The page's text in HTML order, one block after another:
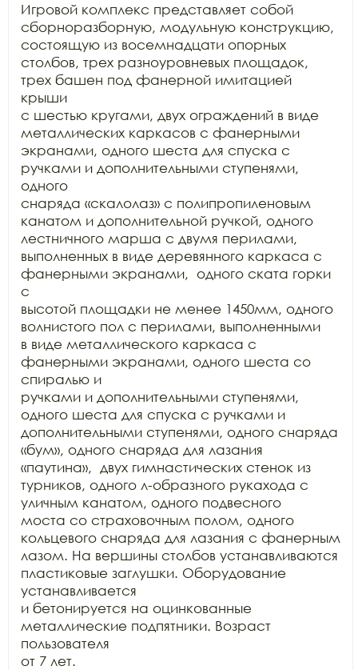
Игровой комплекс представляет собой
сборноразборную, модульную конструкцию,
состоящую из восемнадцати опорных
столбов, трех разноуровневых площадок,
трех башен под фанерной имитацией
крыши
с шестью кругами, двух ограждений в виде
металлических каркасов с фанерными
экранами, одного шеста для спуска с
ручками и дополнительными ступенями,
одного
снаряда «скалолаз» с полипропиленовым
канатом и дополнительной ручкой, одного
лестничного марша с двумя перилами,
выполненных в виде деревянного каркаса с
фанерными экранами,  одного ската горки
с
высотой площадки не менее 1450мм, одного
волнистого пол с перилами, выполненными
в виде металлического каркаса с
фанерными экранами, одного шеста со
спиралью и
ручками и дополнительными ступенями,
одного шеста для спуска с ручками и
дополнительными ступенями, одного снаряда
«бум», одного снаряда для лазания
«паутина»,  двух гимнастических стенок из
турников, одного л-образного рукахода с
уличным канатом, одного подвесного
моста со страховочным полом, одного
кольцевого снаряда для лазания с фанерным
лазом. На вершины столбов устанавливаются
пластиковые заглушки. Оборудование
устанавливается
и бетонируется на оцинкованные
металлические подпятники. Возраст
пользователя
от 7 лет.